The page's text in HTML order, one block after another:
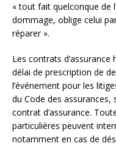
« tout fait quelconque de
dommage, oblige celui
réparer ».
Les contrats
délai de prescription de
l’événement pour les
du Code des assurances,
contrat d’assurance.
particulières peuvent
notamment en cas de